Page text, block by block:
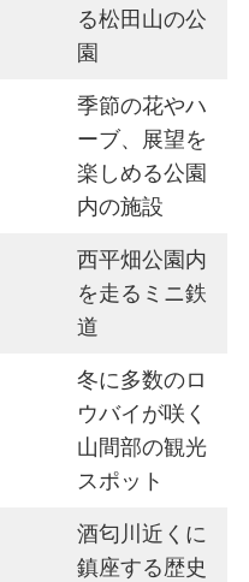
る松田山の公
園
季節の花やハ
ーブ、展望を
楽しめる公園
内の施設
西平畑公園内
を走るミニ鉄
道
冬に多数のロ
ウバイが咲く
山間部の観光
スポット
酒匂川近くに
鎮座する歴史